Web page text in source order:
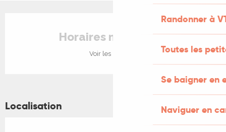
Randonner à
Toutes les
Se baigner en
Naviguer en
Ouverture et coordonnées
Horaires non définis
Voir les horaires
Localisation